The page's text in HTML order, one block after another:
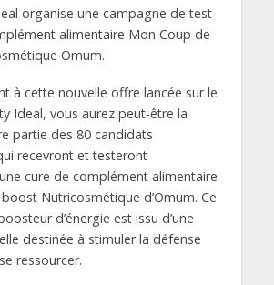
organise une campagne de test
alimentaire Mon Coup de
Omum.
à cette nouvelle offre lancée sur le
Ideal, vous aurez peut-être la
partie des 80 candidats
recevront et testeront
cure de complément alimentaire
Nutricosmétique d’Omum. Ce
d’énergie est issu d’une
destinée à stimuler la défense
ressourcer.